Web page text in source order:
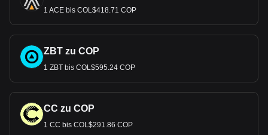
1 ACE bis COL$418.71 COP
ZBT zu COP
1 ZBT bis COL$595.24 COP
CC zu COP
1 CC bis COL$291.86 COP